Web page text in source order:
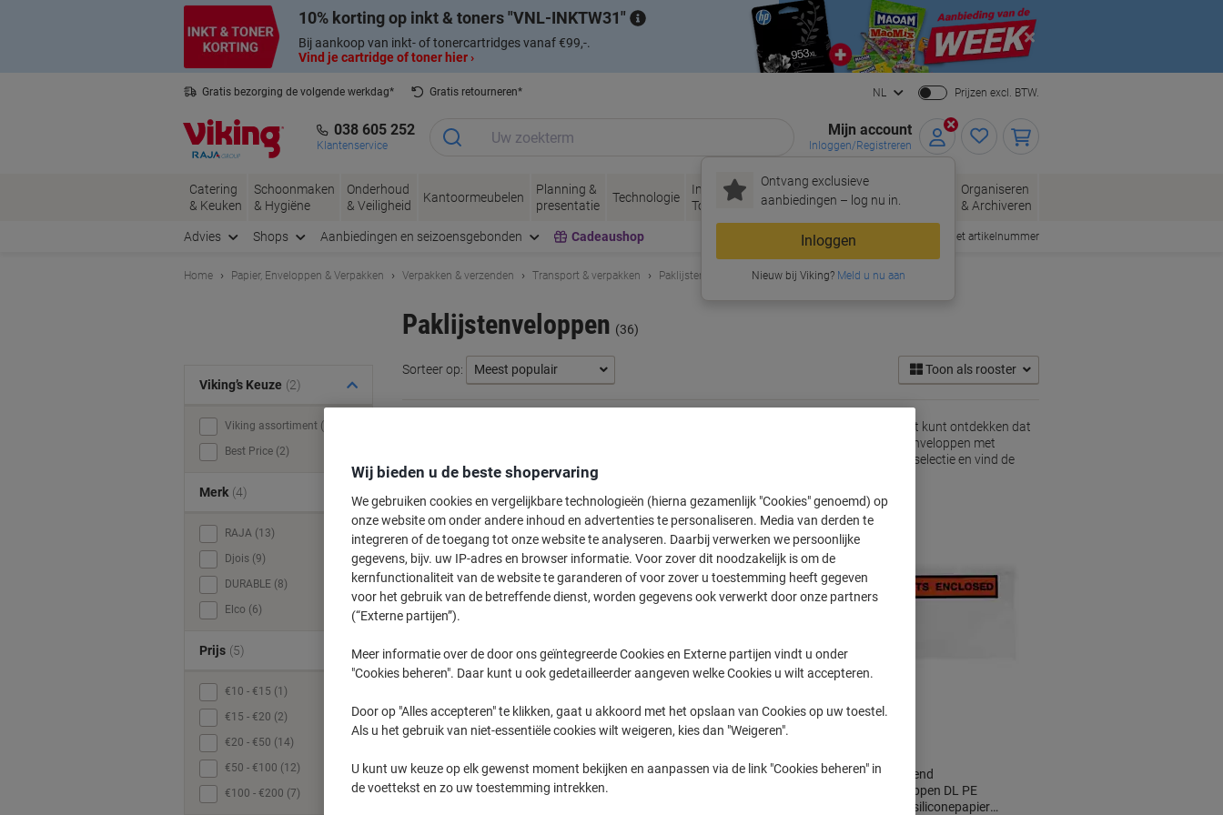
10% korting op inkt & toners VNL-INKTW31
Bij aankoop van inkt- of tonercartridges vanaf €99,-.
Vind je cartridge of toner hier ›
Close
Gratis bezorging de volgende werkdag*
Gratis retourneren*
NL Prijzen excl. BTW.
038 605 252
Klantenservice
Mijn account
Inloggen/Registreren
Ontvang exclusieve
aanbiedingen – log nu in.
Inloggen
Nieuw bij Viking?Meld u nu aan
Catering
& Keuken
Schoonmaken
& Hygiëne
Onderhoud
& Veiligheid
Kantoormeubelen
Planning &
presentatie
Technologie
Inkt &
Toner
Papier, Enveloppen
& Verpakken
Kantoorartikelen
Organiseren
& Archiveren
Advies Shops Aanbiedingen en seizoensgebonden Cadeaushop Snel bestellen met artikelnummer
Home Papier, Enveloppen & Verpakken Verpakken & verzenden Transport & verpakken Paklijstenveloppen
Paklijstenveloppen (36)
Sorteer op: Toon als rooster
Welkom bij onze categorie voor paklijstenveloppen, waar u een uitgebreid Viking assortiment kunt ontdekken dat
perfect aansluit bij uw verzendbehoeften. Of u nu op zoek bent naar zelfklevende opties of enveloppen met
kleefstrip, bij ons vindt u gegarandeerd de beste oplossing tegen de Best Price. Verken onze selectie en vind de
ideale paklijstenveloppen voor uw bedrijf.
RAJA Zelfklevend
Paklijstenveloppen C5
merk
RAJA Zelfklevend
RAJA Zelfklevend
Paklijstenveloppen DL PE
(Polyetheen), siliconepapier
Viking’s Keuze (2)
Viking assortiment (13)
Best Price (2)
Merk (4)
RAJA (13)
Djois (9)
DURABLE (8)
Elco (6)
Prijs (5)
€10 - €15 (1)
€15 - €20 (2)
€20 - €50 (14)
€50 - €100 (12)
€100 - €200 (7)
Wij bieden u de beste shopervaring
We gebruiken cookies en vergelijkbare technologieën (hierna gezamenlijk "Cookies" genoemd) op
onze website om onder andere inhoud en advertenties te personaliseren. Media van derden te
integreren of de toegang tot onze website te analyseren. Daarbij verwerken we persoonlijke
gegevens, bijv. uw IP-adres en browser informatie. Voor zover dit noodzakelijk is om de
kernfunctionaliteit van de website te garanderen of voor zover u toestemming heeft gegeven
voor het gebruik van de betreffende dienst, worden gegevens ook verwerkt door onze partners
(“Externe partijen”).
Meer informatie over de door ons geïntegreerde Cookies en Externe partijen vindt u onder
"Cookies beheren". Daar kunt u ook gedetailleerder aangeven welke Cookies u wilt accepteren.
Door op "Alles accepteren" te klikken, gaat u akkoord met het opslaan van Cookies op uw toestel.
Als u het gebruik van niet-essentiële cookies wilt weigeren, kies dan "Weigeren".
U kunt uw keuze op elk gewenst moment bekijken en aanpassen via de link "Cookies beheren" in
de voettekst en zo uw toestemming intrekken.